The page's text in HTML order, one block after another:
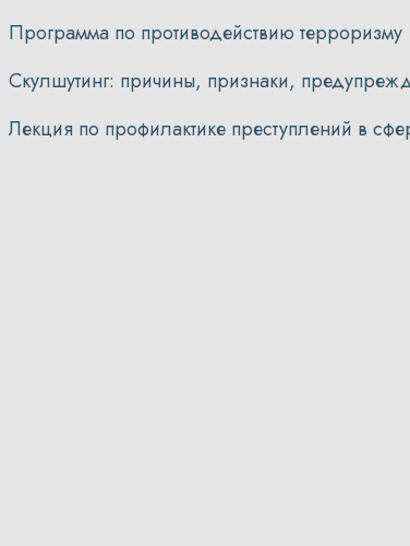
Программа по противодействию терроризму
Скулшутинг: причины, признаки,
Лекция по профилактике преступлений в